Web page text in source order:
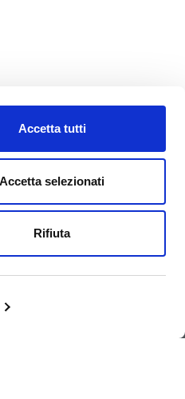
Accetta tutti
Accetta selezionati
Rifiuta